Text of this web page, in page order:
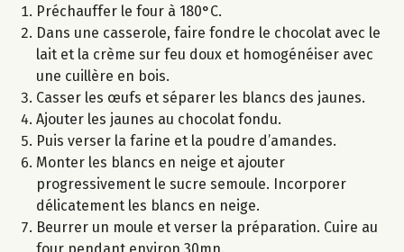
Préchauffer le four à 180°C.
Dans une casserole, faire fondre le chocolat avec le
lait et la crème sur feu doux et homogénéiser avec
une cuillère en bois.
Casser les œufs et séparer les blancs des jaunes.
Ajouter les jaunes au chocolat fondu.
Puis verser la farine et la poudre d’amandes.
Monter les blancs en neige et ajouter
progressivement le sucre semoule. Incorporer
délicatement les blancs en neige.
Beurrer un moule et verser la préparation. Cuire au